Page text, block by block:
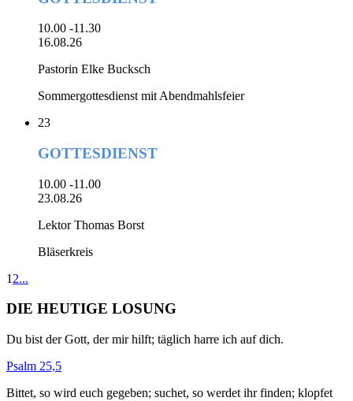
10.00 -11.30
16.08.26
Pastorin Elke Bucksch
Sommergottesdienst mit Abendmahlsfeier
23
GOTTESDIENST
10.00 -11.00
23.08.26
Lektor Thomas Borst
Bläserkreis
1 2...
DIE HEUTIGE LOSUNG
Du bist der Gott, der mir hilft; täglich harre ich auf dich.
Psalm 25,5
Bittet, so wird euch gegeben; suchet, so werdet ihr finden; klopfet